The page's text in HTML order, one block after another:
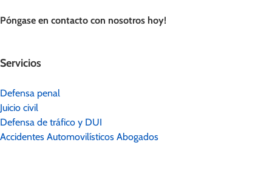
Póngase en contacto con nosotros hoy!
Servicios
Defensa penal
Juicio civil
Defensa de tráfico y DUI
Accidentes Automovilísticos Abogados